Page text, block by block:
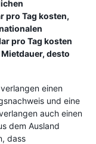
pro Tag kosten,
pro Tag kosten
desto
einen
und eine
auch einen
dem Ausland
dass